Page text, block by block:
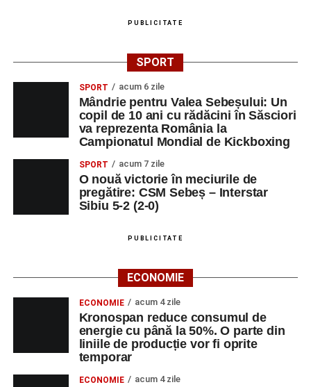
PUBLICITATE
SPORT
SPORT acum 6 zile
Mândrie pentru Valea Sebeșului: Un
copil de 10 ani cu rădăcini în Săsciori
va reprezenta România la
Campionatul Mondial de Kickboxing
SPORT acum 7 zile
O nouă victorie în meciurile de
pregătire: CSM Sebeș – Interstar
Sibiu 5-2 (2-0)
PUBLICITATE
ECONOMIE
ECONOMIE acum 4 zile
Kronospan reduce consumul de
energie cu până la 50%. O parte din
liniile de producție vor fi oprite
temporar
ECONOMIE acum 4 zile